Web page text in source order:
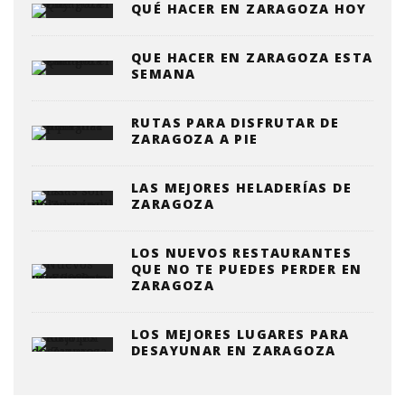
QUÉ HACER EN ZARAGOZA HOY
QUE HACER EN ZARAGOZA ESTA
SEMANA
RUTAS PARA DISFRUTAR DE
ZARAGOZA A PIE
LAS MEJORES HELADERÍAS DE
ZARAGOZA
LOS NUEVOS RESTAURANTES
QUE NO TE PUEDES PERDER EN
ZARAGOZA
LOS MEJORES LUGARES PARA
DESAYUNAR EN ZARAGOZA